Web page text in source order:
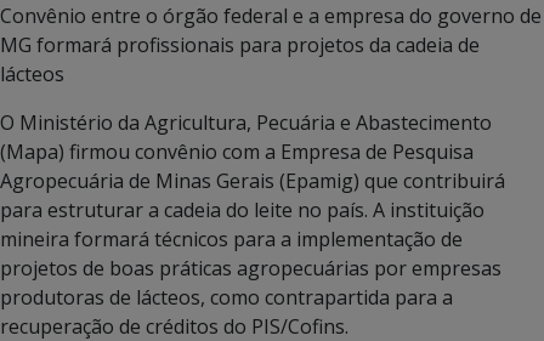
Convênio entre o órgão federal e a empresa do governo de
MG formará profissionais para projetos da cadeia de
lácteos
O Ministério da Agricultura, Pecuária e Abastecimento
(Mapa) firmou convênio com a Empresa de Pesquisa
Agropecuária de Minas Gerais (Epamig) que contribuirá
para estruturar a cadeia do leite no país. A instituição
mineira formará técnicos para a implementação de
projetos de boas práticas agropecuárias por empresas
produtoras de lácteos, como contrapartida para a
recuperação de créditos do PIS/Cofins.